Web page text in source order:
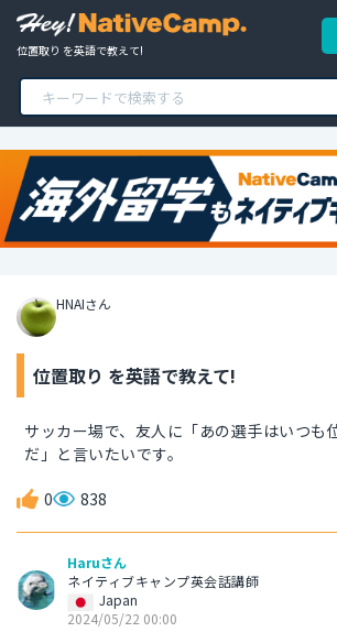
位置取り を英語で教えて!
HNAIさん
位置取り を英語で教えて!
サッカー場で、友人に「あの選手はいつも
だ」と言いたいです。
0 838
Haruさん
ネイティブキャンプ英会話講師
Japan
2024/05/22 00:00